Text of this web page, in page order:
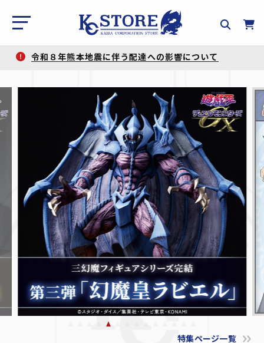
令和８年熊本地震に伴う配達への影響について
【重要】一部メールアドレスのご利用停止について
令和８年熊本地震に伴う配達への影響について
特集ページ一覧